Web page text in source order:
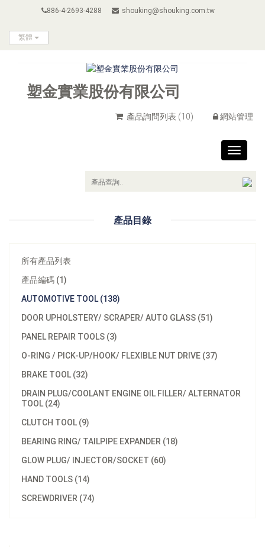
886-4-2693-4288 shouking@shouking.com.tw
繁體
塑金實業股份有限公司
產品詢問列表 (10) 網站管理
Toggle
產品目錄
所有產品列表
產品編碼 (1)
AUTOMOTIVE TOOL (138)
DOOR UPHOLSTERY/ SCRAPER/ AUTO GLASS (51)
PANEL REPAIR TOOLS (3)
O-RING / PICK-UP/HOOK/ FLEXIBLE NUT DRIVE (37)
BRAKE TOOL (32)
DRAIN PLUG/COOLANT ENGINE OIL FILLER/ ALTERNATOR
TOOL (24)
CLUTCH TOOL (9)
BEARING RING/ TAILPIPE EXPANDER (18)
GLOW PLUG/ INJECTOR/SOCKET (60)
HAND TOOLS (14)
SCREWDRIVER (74)